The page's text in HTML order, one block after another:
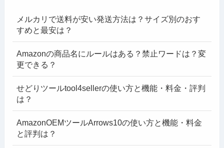
メルカリで送料が安い発送方法は？サイズ別のおす
すめと最安は？
Amazonの商品名にルールはある？禁止ワードは？変
更できる？
せどりツールtool4sellerの使い方と機能・料金・評判
は？
AmazonOEMツールArrows10の使い方と機能・料金
と評判は？